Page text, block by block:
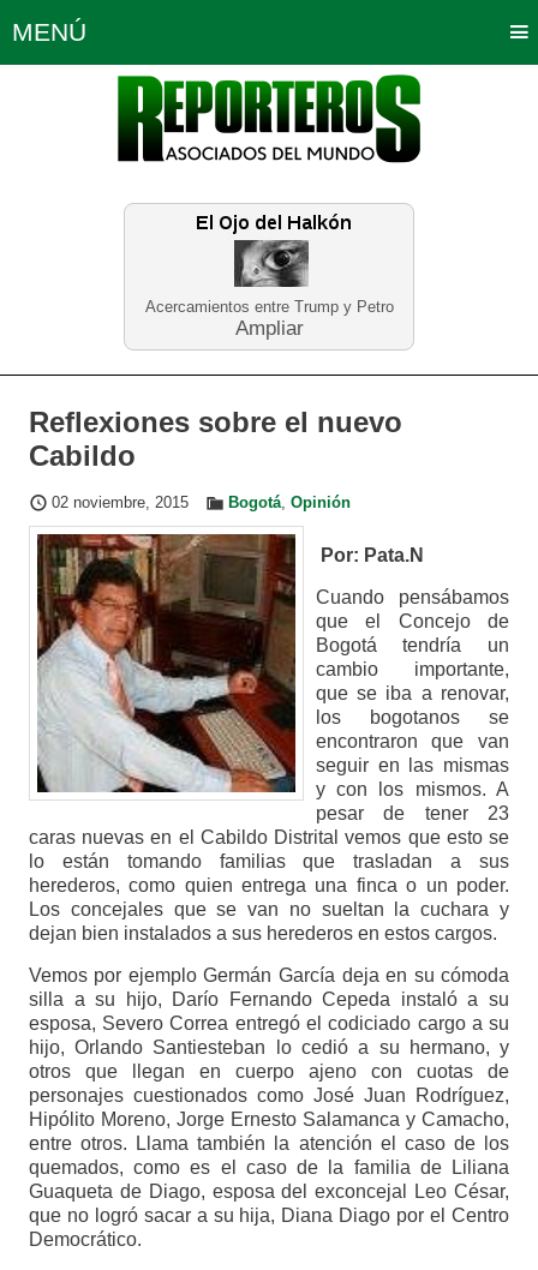
Acercamientos entre Trump y Petro
Ampliar
MENÚ
Política Opinión Bogotá
Planeta Tierra Deportes
Educación Neira
Reflexiones sobre el nuevo
Cabildo
02 noviembre, 2015 Bogotá, Opinión
Por: Pata.N
Cuando pensábamos
que el Concejo de
Bogotá tendría un
cambio importante,
que se iba a renovar,
los bogotanos se
encontraron que van
seguir en las mismas
y con los mismos. A
pesar de tener 23
caras nuevas en el Cabildo Distrital vemos que esto se
lo están tomando familias que trasladan a sus
herederos, como quien entrega una finca o un poder.
Los concejales que se van no sueltan la cuchara y
dejan bien instalados a sus herederos en estos cargos.
Vemos por ejemplo Germán García deja en su cómoda
silla a su hijo, Darío Fernando Cepeda instaló a su
esposa, Severo Correa entregó el codiciado cargo a su
hijo, Orlando Santiesteban lo cedió a su hermano, y
otros que llegan en cuerpo ajeno con cuotas de
personajes cuestionados como José Juan Rodríguez,
Hipólito Moreno, Jorge Ernesto Salamanca y Camacho,
entre otros. Llama también la atención el caso de los
quemados, como es el caso de la familia de Liliana
Guaqueta de Diago, esposa del exconcejal Leo César,
que no logró sacar a su hija, Diana Diago por el Centro
Democrático.